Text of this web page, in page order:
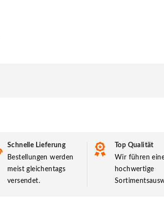
Schnelle Lieferung
Bestellungen werden
meist gleichentags
versendet.
Top Qualität
Wir führen
hochwertige